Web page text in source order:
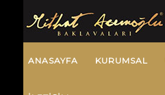
ANASAYFA KURUMSAL